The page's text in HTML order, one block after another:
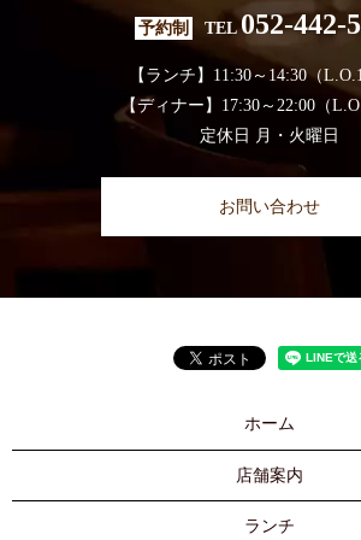
予約制 TEL052-442-
【ランチ】11:30～14:30（
【ディナー】17:30～22:00（
定休日 月・火曜日
お問い合わせ
ホーム
店舗案内
ランチ